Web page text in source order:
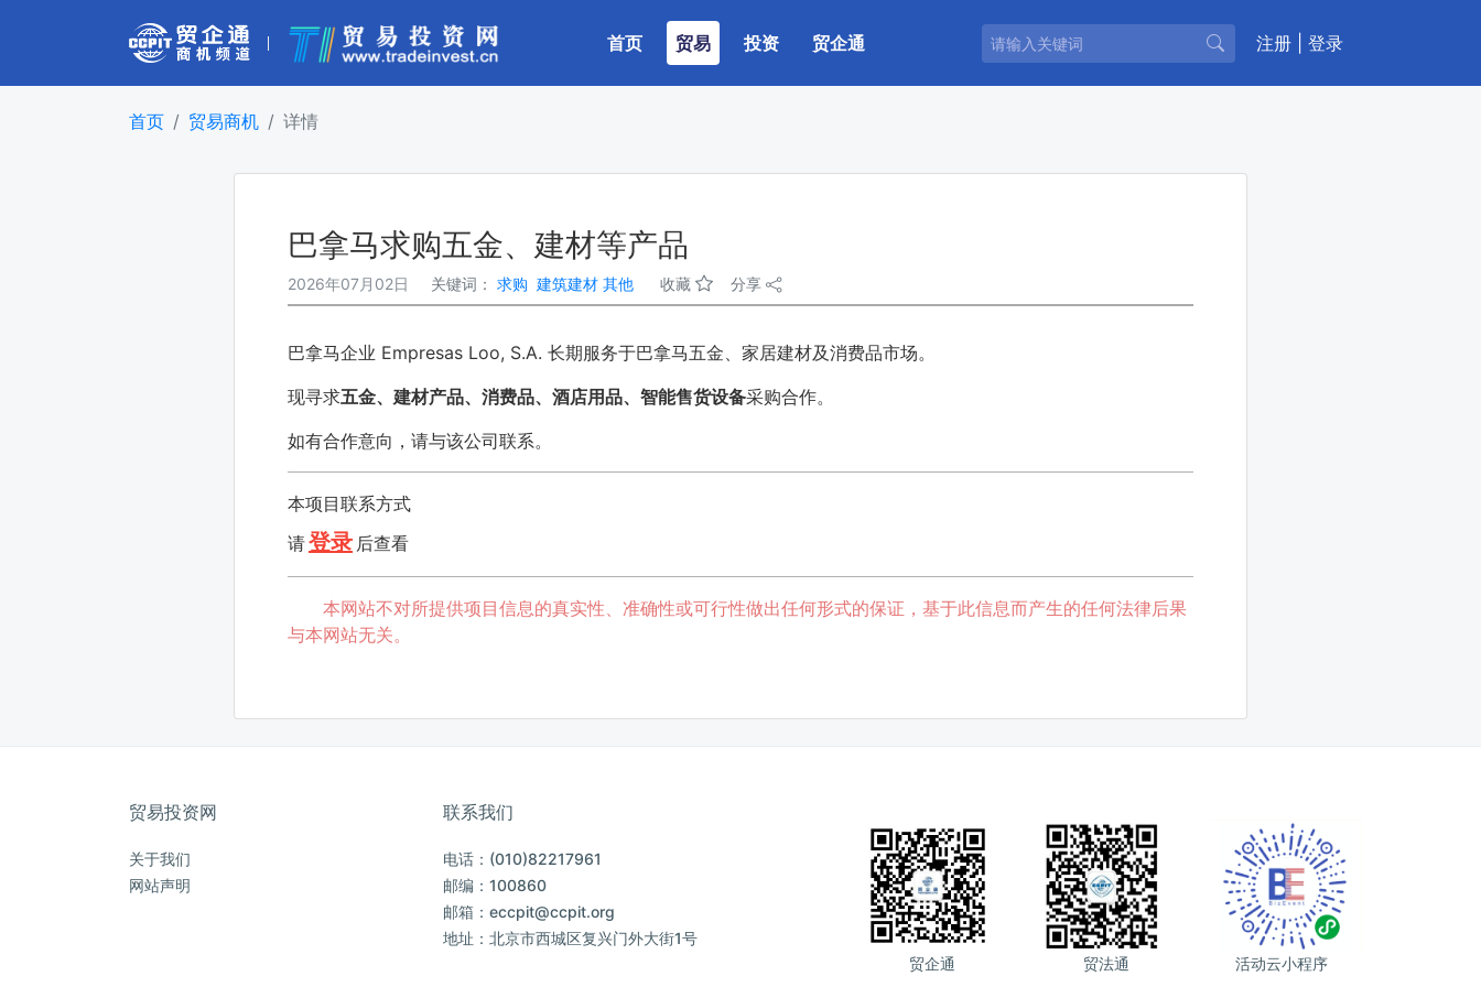
首页(current)
贸易 投资 贸企通 注册 登录
首页 贸易商机 详情
巴拿马求购五金、建材等产品
2026年07月02日 关键词： 求购 建筑建材 其他 收藏 分享
巴拿马企业 Empresas Loo, S.A. 长期服务于巴拿马五金、家居建材及消费品市场。
现寻求五金、建材产品、消费品、酒店用品、智能售货设备采购合作。
如有合作意向，请与该公司联系。
本项目联系方式
请登录 后查看
本网站不对所提供项目信息的真实性、准确性或可行性做出任何形式的保证，基于此信息而产生的任何法律后果
与本网站无关。
贸易投资网
关于我们
网站声明
联系我们
电话：(010)82217961
邮编：100860
邮箱：eccpit@ccpit.org
地址：北京市西城区复兴门外大街1号
贸企通
贸法通 活动云小程序